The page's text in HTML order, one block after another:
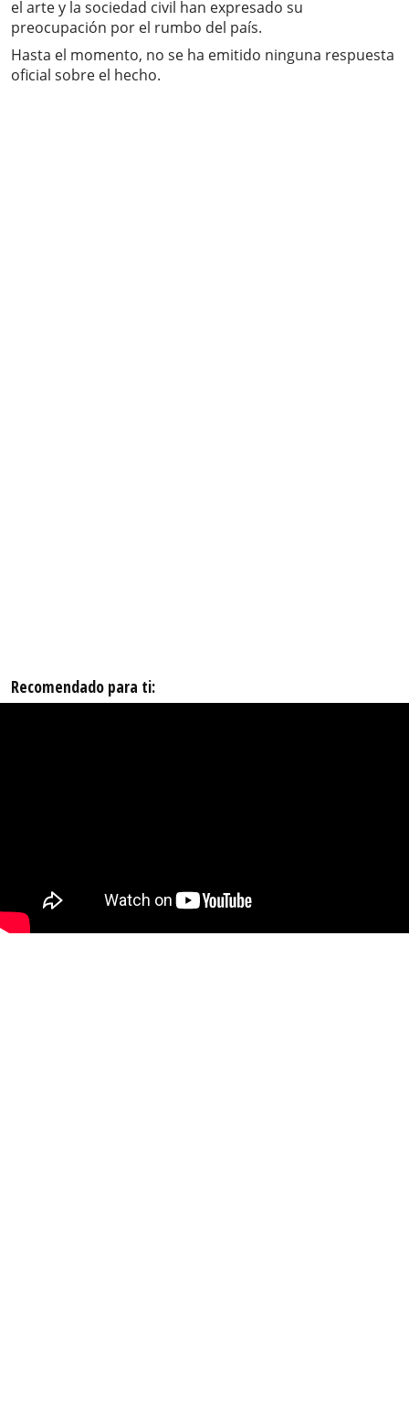
el arte y la sociedad civil han expresado su
preocupación por el rumbo del país.
Hasta el momento, no se ha emitido ninguna respuesta
oficial sobre el hecho.
Recomendado para ti: